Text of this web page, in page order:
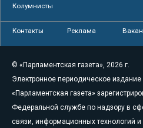
Колумнисты
Контакты Реклама
© «Парламентская газета», 2026 г.
Электронное периодическое издание
«Парламентская газета»
Федеральной службе по надзору в
связи, информационных технологий и